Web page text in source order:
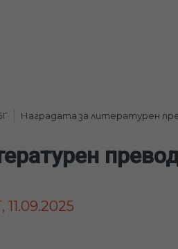
Наградата за литературен